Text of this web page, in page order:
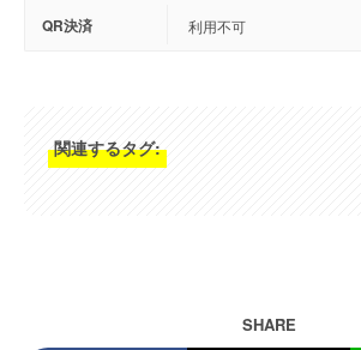
QR決済 利用不可
関連するタグ:
SHARE